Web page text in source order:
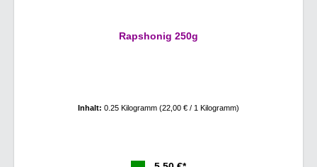
Rapshonig 250g
Inhalt: 0.25 Kilogramm (22,00 € / 1 Kilogramm)